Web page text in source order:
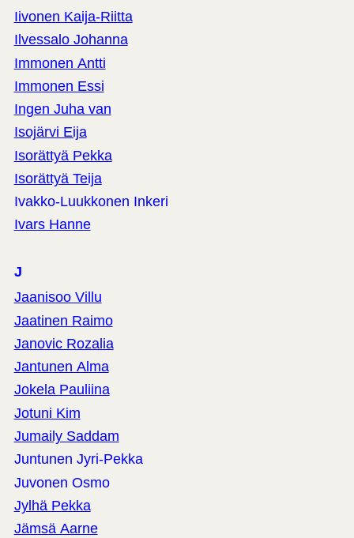
Iivonen Kaija-Riitta
Ilvessalo Johanna
Immonen Antti
Immonen Essi
Ingen Juha van
Isojärvi Eija
Isorättyä Pekka
Isorättyä Teija
Ivakko-Luukkonen Inkeri
Ivars Hanne
J
Jaanisoo Villu
Jaatinen Raimo
Janovic Rozalia
Jantunen Alma
Jokela Pauliina
Jotuni Kim
Jumaily Saddam
Juntunen Jyri-Pekka
Juvonen Osmo
Jylhä Pekka
Jämsä Aarne